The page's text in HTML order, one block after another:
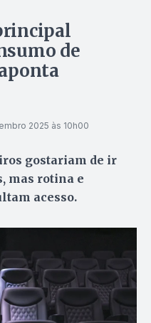
de
2025 às 10h00
gostariam de ir
mas rotina e
acesso.